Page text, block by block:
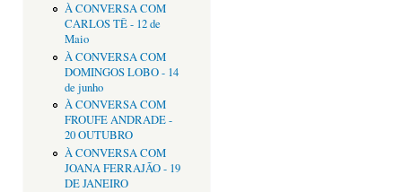
À CONVERSA COM
CARLOS TÊ - 12 de
Maio
À CONVERSA COM
DOMINGOS LOBO - 14
de junho
À CONVERSA COM
FROUFE ANDRADE -
20 OUTUBRO
À CONVERSA COM
JOANA FERRAJÃO - 19
DE JANEIRO